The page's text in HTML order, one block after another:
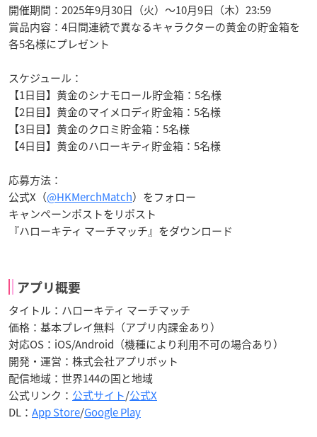
開催期間：2025年9月30日（火）～10月9日（木）23:59
賞品内容：4日間連続で異なるキャラクターの黄金の貯金箱を
各5名様にプレゼント
スケジュール：
【1日目】黄金のシナモロール貯金箱：5名様
【2日目】黄金のマイメロディ貯金箱：5名様
【3日目】黄金のクロミ貯金箱：5名様
【4日目】黄金のハローキティ貯金箱：5名様
応募方法：
公式X（@HKMerchMatch）をフォロー
キャンペーンポストをリポスト
『ハローキティ マーチマッチ』をダウンロード
アプリ概要
タイトル：ハローキティ マーチマッチ
価格：基本プレイ無料（アプリ内課金あり）
対応OS：iOS/Android（機種により利用不可の場合あり）
開発・運営：株式会社アプリボット
配信地域：世界144の国と地域
公式リンク： 公式サイト/公式X
DL： App Store/Google Play